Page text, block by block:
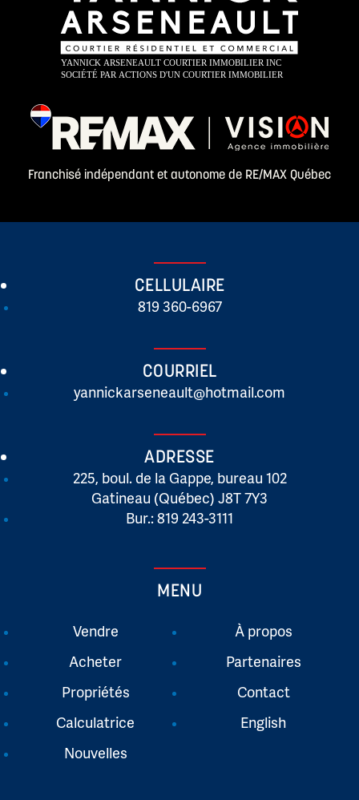
Franchisé indépendant et autonome de RE/MAX Québec
CELLULAIRE
819 360-6967
COURRIEL
yannickarseneault@hotmail.com
ADRESSE
225, boul. de la Gappe, bureau 102
Gatineau (Québec) J8T 7Y3
Bur.: 819 243-3111
MENU
Vendre
Acheter
Propriétés
Calculatrice
Nouvelles
À propos
Partenaires
Contact
English